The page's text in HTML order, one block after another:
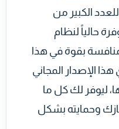
الكبير من
حالياً لنظام
بقوة في هذا
الإصدار المجاني
ليوفر لك كل ما
وحمايته بشكل